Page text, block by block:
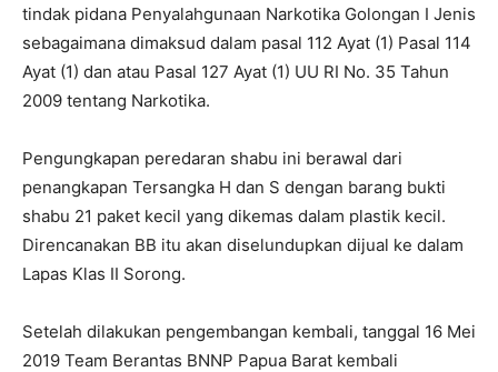
tindak pidana Penyalahgunaan Narkotika Golongan I Jenis
sebagaimana dimaksud dalam pasal 112 Ayat (1) Pasal 114
Ayat (1) dan atau Pasal 127 Ayat (1) UU RI No. 35 Tahun
2009 tentang Narkotika.
Pengungkapan peredaran shabu ini berawal dari
penangkapan Tersangka H dan S dengan barang bukti
shabu 21 paket kecil yang dikemas dalam plastik kecil.
Direncanakan BB itu akan diselundupkan dijual ke dalam
Lapas Klas II Sorong.
Setelah dilakukan pengembangan kembali, tanggal 16 Mei
2019 Team Berantas BNNP Papua Barat kembali